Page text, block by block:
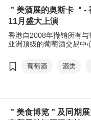
＂美酒展的奥斯卡 ＂-
11月盛大上演
香港自2008年撤销所有
亚洲顶级的葡萄酒交易中
捧的酒类，更不乏风味稀
酒，使香港成为世界最大
蓬勃发展。
葡萄酒 酒类
＂美食博览＂及同期